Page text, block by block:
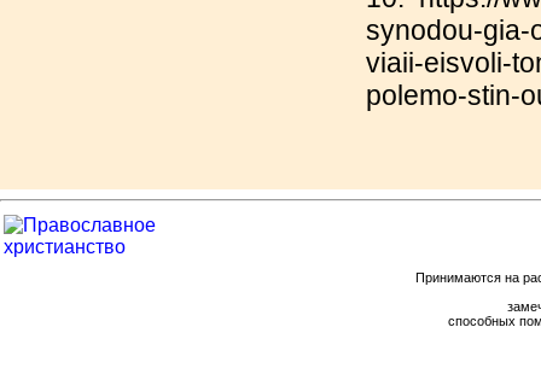
synodou-gia-
viaii-eisvoli-
polemo-stin-
Принимаются на
способных